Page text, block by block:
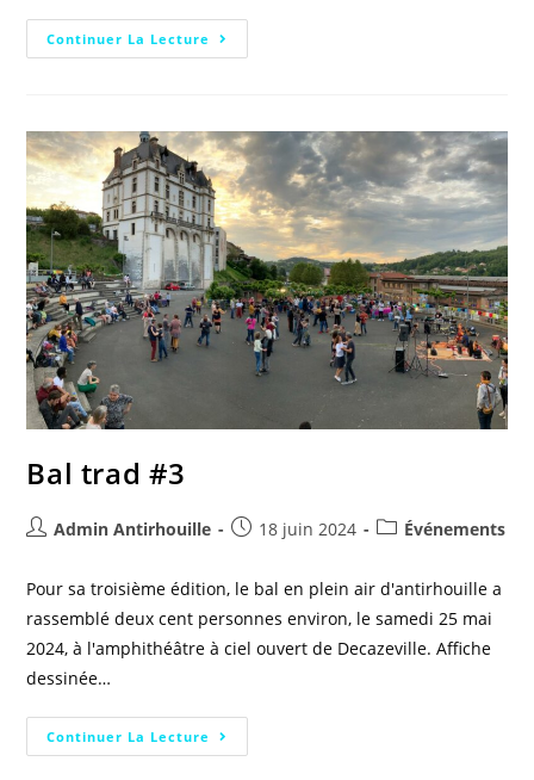
Continuer La Lecture
Bal trad #3
Admin Antirhouille 18 juin 2024 Événements
Pour sa troisième édition, le bal en plein air d'antirhouille a
rassemblé deux cent personnes environ, le samedi 25 mai
2024, à l'amphithéâtre à ciel ouvert de Decazeville. Affiche
dessinée…
Continuer La Lecture